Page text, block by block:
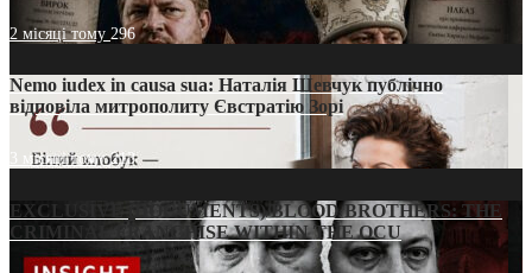
2 місяці тому 296
Nemo iudex in causa sua: Наталія Шевчук публічно
відповіла митрополиту Євстратію Зорі
3 місяці тому213
EXCLUSIVE (DOCUMENTS)/BLOOD BROTHERS: THE
CRIMINAL FRANCHISE WITHIN THE OCU